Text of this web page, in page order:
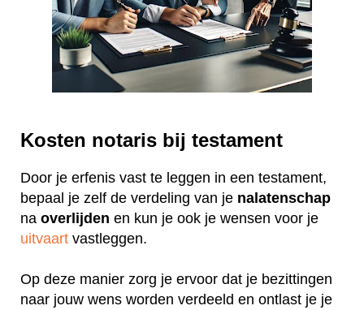
Kosten notaris bij testament
Door je erfenis vast te leggen in een testament,
bepaal je zelf de verdeling van je nalatenschap
na overlijden en kun je ook je wensen voor je
uitvaart vastleggen.
Op deze manier zorg je ervoor dat je bezittingen
naar jouw wens worden verdeeld en ontlast je je